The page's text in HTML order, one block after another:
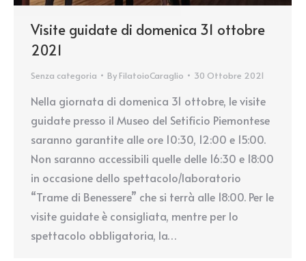
Visite guidate di domenica 31 ottobre
2021
Senza categoria By FilatoioCaraglio 30 Ottobre 2021
Nella giornata di domenica 31 ottobre, le visite
guidate presso il Museo del Setificio Piemontese
saranno garantite alle ore 10:30, 12:00 e 15:00.
Non saranno accessibili quelle delle 16:30 e 18:00
in occasione dello spettacolo/laboratorio
“Trame di Benessere” che si terrà alle 18:00. Per le
visite guidate è consigliata, mentre per lo
spettacolo obbligatoria, la…